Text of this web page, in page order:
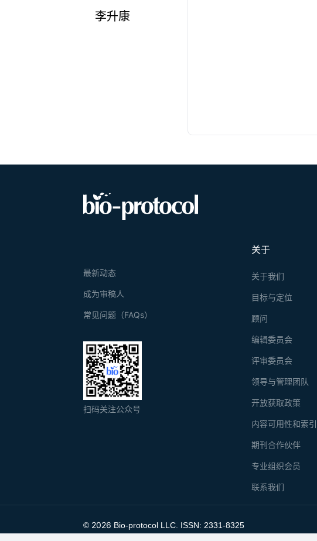
李升康
关于
关于我们
目标与定位
顾问
编辑委员会
评审委员会
领导与管理团队
开放获取政策
内容可用性和索引
期刊合作伙伴
专业组织会员
联系我们
最新动态
成为审稿人
常见问题（FAQs）
扫码关注公众号
© 2026 Bio-protocol LLC. ISSN: 2331-8325